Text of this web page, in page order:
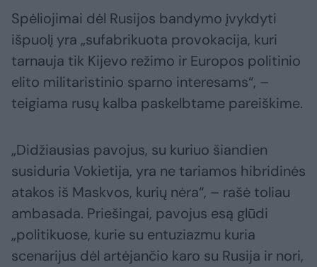
Spėliojimai dėl Rusijos bandymo įvykdyti
išpuolį yra „sufabrikuota provokacija, kuri
tarnauja tik Kijevo režimo ir Europos politinio
elito militaristinio sparno interesams“, –
teigiama rusų kalba paskelbtame pareiškime.
„Didžiausias pavojus, su kuriuo šiandien
susiduria Vokietija, yra ne tariamos hibridinės
atakos iš Maskvos, kurių nėra“, – rašė toliau
ambasada. Priešingai, pavojus esą glūdi
„politikuose, kurie su entuziazmu kuria
scenarijus dėl artėjančio karo su Rusija ir nori,